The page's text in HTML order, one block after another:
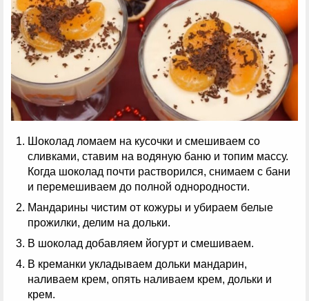
Шоколад ломаем на кусочки и смешиваем со
сливками, ставим на водяную баню и топим массу.
Когда шоколад почти растворился, снимаем с бани
и перемешиваем до полной однородности.
Мандарины чистим от кожуры и убираем белые
прожилки, делим на дольки.
В шоколад добавляем йогурт и смешиваем.
В креманки укладываем дольки мандарин,
наливаем крем, опять наливаем крем, дольки и
крем.